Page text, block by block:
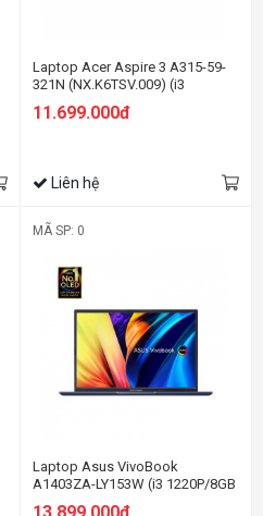
Laptop Acer Aspire 3 A315-59-
321N (NX.K6TSV.009) (i3
SSD/15.6 inch FHD/Win 11/Bạc)
11.699.000đ
Liên hệ
MÃ SP: 0
Laptop Asus VivoBook
A1403ZA-LY153W (i3 1220P/8GB
RAM/512GB SSD/14